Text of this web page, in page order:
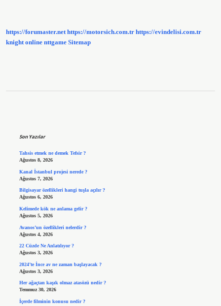
https://forumaster.net https://motorsich.com.tr https://evindelisi.com.tr
knight online nttgame Sitemap
Son Yazılar
Tahsis etmek ne demek Tefsir ?
Ağustos 8, 2026
Kanal İstanbul projesi nerede ?
Ağustos 7, 2026
Bilgisayar özellikleri hangi tuşla açılır ?
Ağustos 6, 2026
Kelimede kök ne anlama gelir ?
Ağustos 5, 2026
Avanos’un özellikleri nelerdir ?
Ağustos 4, 2026
22 Cüzde Ne Anlatılıyor ?
Ağustos 3, 2026
2024’te İnce av ne zaman başlayacak ?
Ağustos 3, 2026
Her ağaçtan kaşık olmaz atasözü nedir ?
Temmuz 30, 2026
İçerde filminin konusu nedir ?